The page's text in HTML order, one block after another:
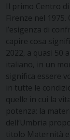
Il primo Centro
Firenze nel
l’esigenza di
capire cosa
2022, a quasi 50
italiano, in un
significa essere
in tutte le
quelle in cui la
potenza: la
dell’Umbria
titolo Maternità